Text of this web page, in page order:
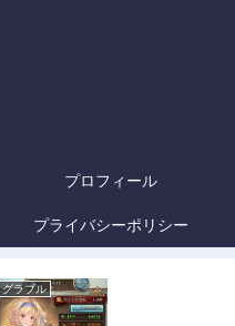
プロフィール
プライバシーポリシー
グラブル